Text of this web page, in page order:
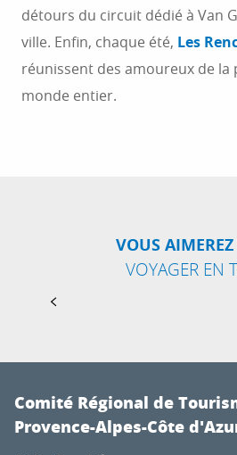
détours du circuit dédié à Van
ville. Enfin, chaque été, Les
réunissent des amoureux de la
monde entier.
VOUS
VOYAGER EN
EN TRAIN AU COEUR
Voyager en train de Saint-
mer et montagne
Comité Régional de
Provence-Alpes-Côte